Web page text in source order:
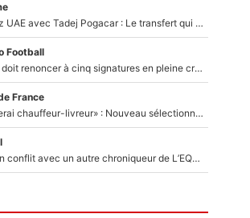
Paul Seixas chez UAE avec Tadej Pogacar : Le transfert qui effraie le peloton, «c’est la pire des choses qui puisse arriver»
Football
Grégory Lorenzi doit renoncer à cinq signatures en pleine crise financière : L’IA propose sept noms à l’OM pour un mercato réussi... à seulement 5M€ !
France
«Plus grand, je ferai chauffeur-livreur» : Nouveau sélectionneur des Bleus, Zinédine Zidane s’était imaginé un avenir très différent lorsqu'il était enfant
Johan Micoud en conflit avec un autre chroniqueur de L’EQUIPE du Soir : «Pendant un moment, je ne les ai pas remis ensemble dans l'émission»